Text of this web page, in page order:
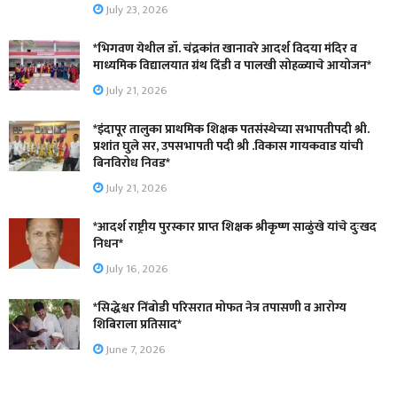
July 23, 2026
*भिगवण येथील डॉ. चंद्रकांत खानावरे आदर्श विदया मंदिर व
माध्यमिक विद्यालयात ग्रंथ दिंडी व पालखी सोहळ्याचे आयोजन*
July 21, 2026
*इंदापूर तालुका प्राथमिक शिक्षक पतसंस्थेच्या सभापतीपदी श्री.
प्रशांत घुले सर, उपसभापती पदी श्री .विकास गायकवाड यांची
बिनविरोध निवड*
July 21, 2026
*आदर्श राष्ट्रीय पुरस्कार प्राप्त शिक्षक श्रीकृष्ण साळुंखे यांचे दुःखद
निधन*
July 16, 2026
*सिद्धेश्वर निंबोडी परिसरात मोफत नेत्र तपासणी व आरोग्य
शिबिराला प्रतिसाद*
June 7, 2026